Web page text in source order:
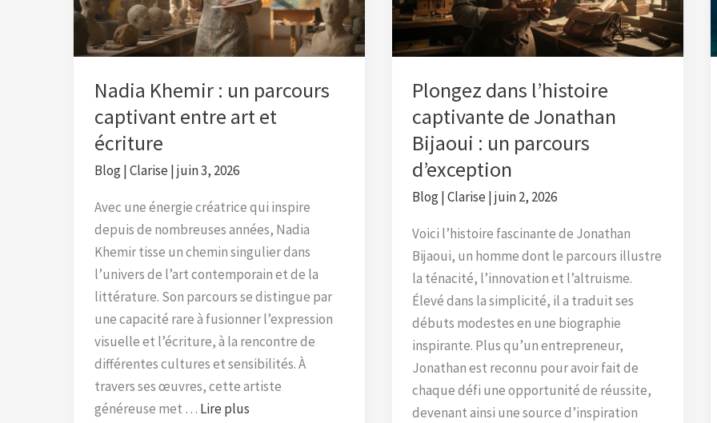
Nadia Khemir : un parcours
captivant entre art et
écriture
Blog|Clarise |juin 3, 2026
Avec une énergie créatrice qui inspire
depuis de nombreuses années, Nadia
Khemir tisse un chemin singulier dans
l’univers de l’art contemporain et de la
littérature. Son parcours se distingue par
une capacité rare à fusionner l’expression
visuelle et l’écriture, à la rencontre de
différentes cultures et sensibilités. À
travers ses œuvres, cette artiste
généreuse met … Lire plus
captivant
entre
art
et
écriture
Plongez dans l’histoire
captivante de Jonathan
Bijaoui : un parcours
d’exception
Blog|Clarise |juin 2, 2026
Voici l’histoire fascinante de Jonathan
Bijaoui, un homme dont le parcours illustre
la ténacité, l’innovation et l’altruisme.
Élevé dans la simplicité, il a traduit ses
débuts modestes en une biographie
inspirante. Plus qu’un entrepreneur,
Jonathan est reconnu pour avoir fait de
chaque défi une opportunité de réussite,
devenant ainsi une source d’inspiration
Jonathan
Bijaoui
:
un
parcours
d’exception